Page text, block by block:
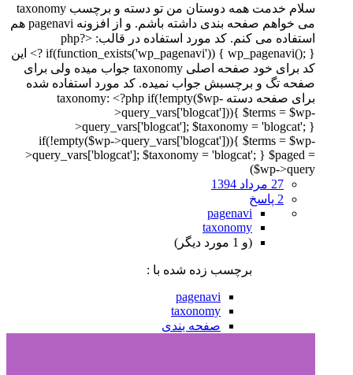
سلام خدمت همه دوستان من تو دسته و برچسب taxonomy
می خواهم صفحه بندی داشته باشم. و از افزونه pagenavi هم
استفاده می کنم. کد مورد استفاده در قالب: <?php
if(function_exists('wp_pagenavi')) { wp_pagenavi(); } ?> این
کد برای خود صفحه اصلی taxonomy جواب میده ولی برای
صفحه تگ و برچسبش جواب نمیده. کد مورد استفاده شده
برای صفحه دسته taxonomy: <?php if(!empty($wp-
>query_vars['blogcat'])){ $terms = $wp-
>query_vars['blogcat']; $taxonomy = 'blogcat'; }
if(!empty($wp->query_vars['blogcat'])){ $terms = $wp-
>query_vars['blogcat']; $taxonomy = 'blogcat'; } $paged =
($wp->query
27 مرداد 1394
2 پاسخ
pagenavi
taxonomy
(و 1 مورد دیگر)
برچسب زده شده با :
pagenavi
taxonomy
صفحه بندی